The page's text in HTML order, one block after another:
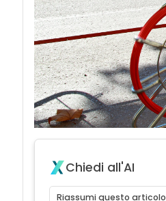
Chiedi all'AI
Riassumi questo articolo